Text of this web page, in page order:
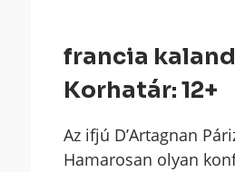
francia
Korhatár: 12+
Az ifjú D’Artagnan
Hamarosan olyan